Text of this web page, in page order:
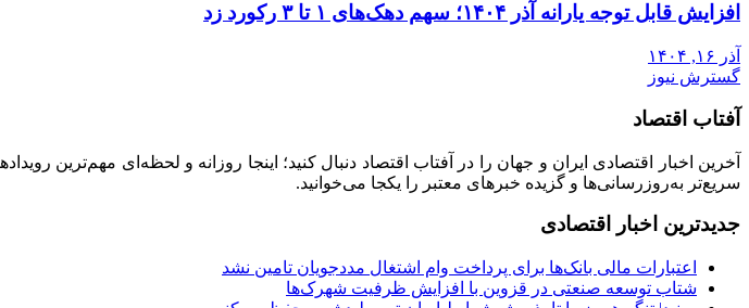
افزایش قابل توجه یارانه آذر ۱۴۰۴؛ سهم دهک‌های ۱ تا ۳ رکورد زد
آذر ۱۶, ۱۴۰۴
گسترش نیوز
آفتاب اقتصاد
آخرین اخبار اقتصادی ایران و جهان را در آفتاب اقتصاد دنبال کنید؛ اینجا روزانه و لحظه‌ای مهم‌ترین
سریع‌تر به‌روزرسانی‌ها و گزیده خبرهای معتبر را یکجا می‌خوانید.
جدیدترین اخبار اقتصادی
اعتبارات مالی بانک‌ها برای پرداخت وام اشتغال مددجویان تامین نشد
شتاب توسعه صنعتی در قزوین با افزایش ظرفیت شهرک‌ها